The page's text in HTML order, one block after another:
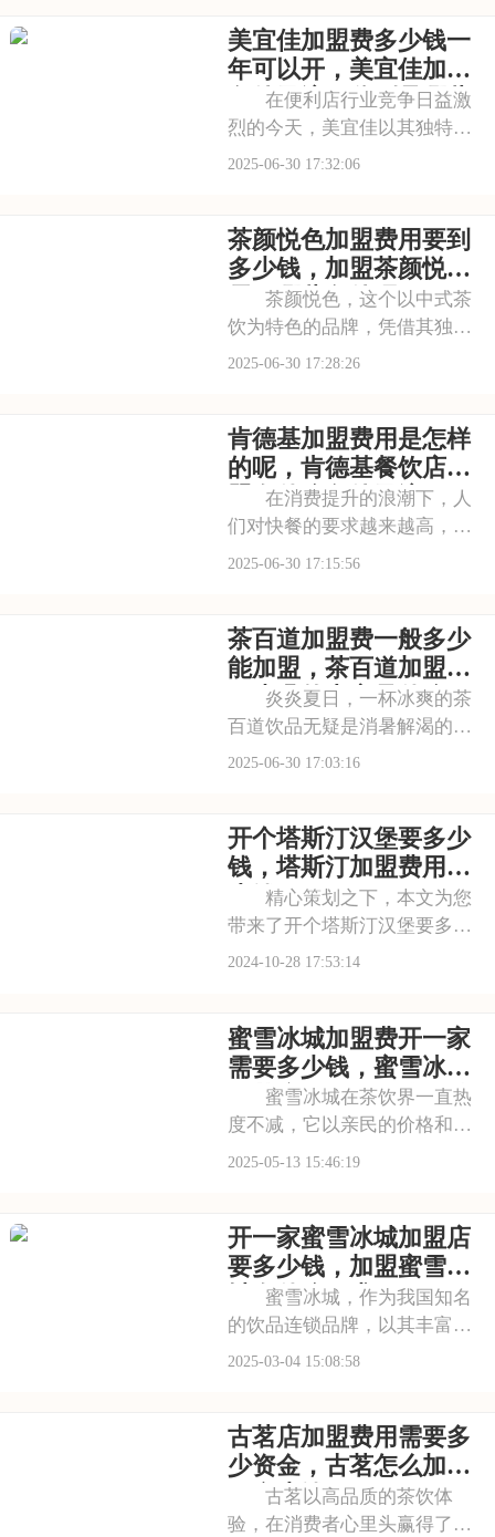
雪冰城的店铺总是人来人往。
品牌不仅注重产品的品质，还
不断创新，推出新的
美宜佳加盟费多少钱一
年可以开，美宜佳加盟
条件及流程分别是哪些
在便利店行业竞争日益激
烈的今天，美宜佳以其独特的
品牌魅力和强大的市场竞争
遍布城市的大街小巷，为消费
者提供了便利。其商品种类丰
富多样，从日常生活用
2025-06-30 17:32:06
茶颜悦色加盟费用要到
多少钱，加盟茶颜悦色
需要哪些条件呢
茶颜悦色，这个以中式茶
饮为特色的品牌，凭借其独特
的口感和深厚的文化底蕴，赢
优质茶叶和新鲜食材，搭配独
特的配方，呈现出浓郁的茶香
和丰富的口感。茶颜
2025-06-30 17:28:26
肯德基加盟费用是怎样
的呢，肯德基餐饮店加
盟有什么条件及流程
在消费提升的浪潮下，人
们对快餐的要求越来越高，不
仅追求美味，更注重品质与健
湛的制作工艺，赢得了市场的
认可。每一款产品都选用优质
的肉类、新鲜的蔬菜和
2025-06-30 17:15:56
茶百道加盟费一般多少
能加盟，茶百道加盟流
程步骤的内容是什么
炎炎夏日，一杯冰爽的茶
百道饮品无疑是消暑解渴的选
择；寒冷冬日，捧着一杯热乎
的产品系列，满足了不同季
节、不同口味人群的需求。无
论是经典的奶茶系列，
2025-06-30 17:03:16
开个塔斯汀汉堡要多少
钱，塔斯汀加盟费用多
少钱
精心策划之下，本文为您
带来了开个塔斯汀汉堡要多少
钱，塔斯汀加盟费用多少的全
入剖析。愿这份资料能成为您
了解品牌的窗口，为您的创业
之路提供有力支持，
2024-10-28 17:53:14
蜜雪冰城加盟费开一家
需要多少钱，蜜雪冰城
奶茶店加盟有哪些要求
蜜雪冰城在茶饮界一直热
度不减，它以亲民的价格和出
色的品质站稳脚跟。品牌有成
开业提供支持。鉴于这些开店
优势，很多人好奇加盟蜜雪冰
城到底需要多少费用
2025-05-13 15:46:19
开一家蜜雪冰城加盟店
要多少钱，加盟蜜雪冰
城有什么要求
蜜雪冰城，作为我国知名
的饮品连锁品牌，以其丰富的
产品线和亲民的价格受到了广
解其加盟费用至关重要。本文
将为您详细解析蜜雪冰城的加
盟费用，助您顺利踏
2025-03-04 15:08:58
古茗店加盟费用需要多
少资金，古茗怎么加盟
要多少钱
古茗以高品质的茶饮体
验，在消费者心里头赢得了超